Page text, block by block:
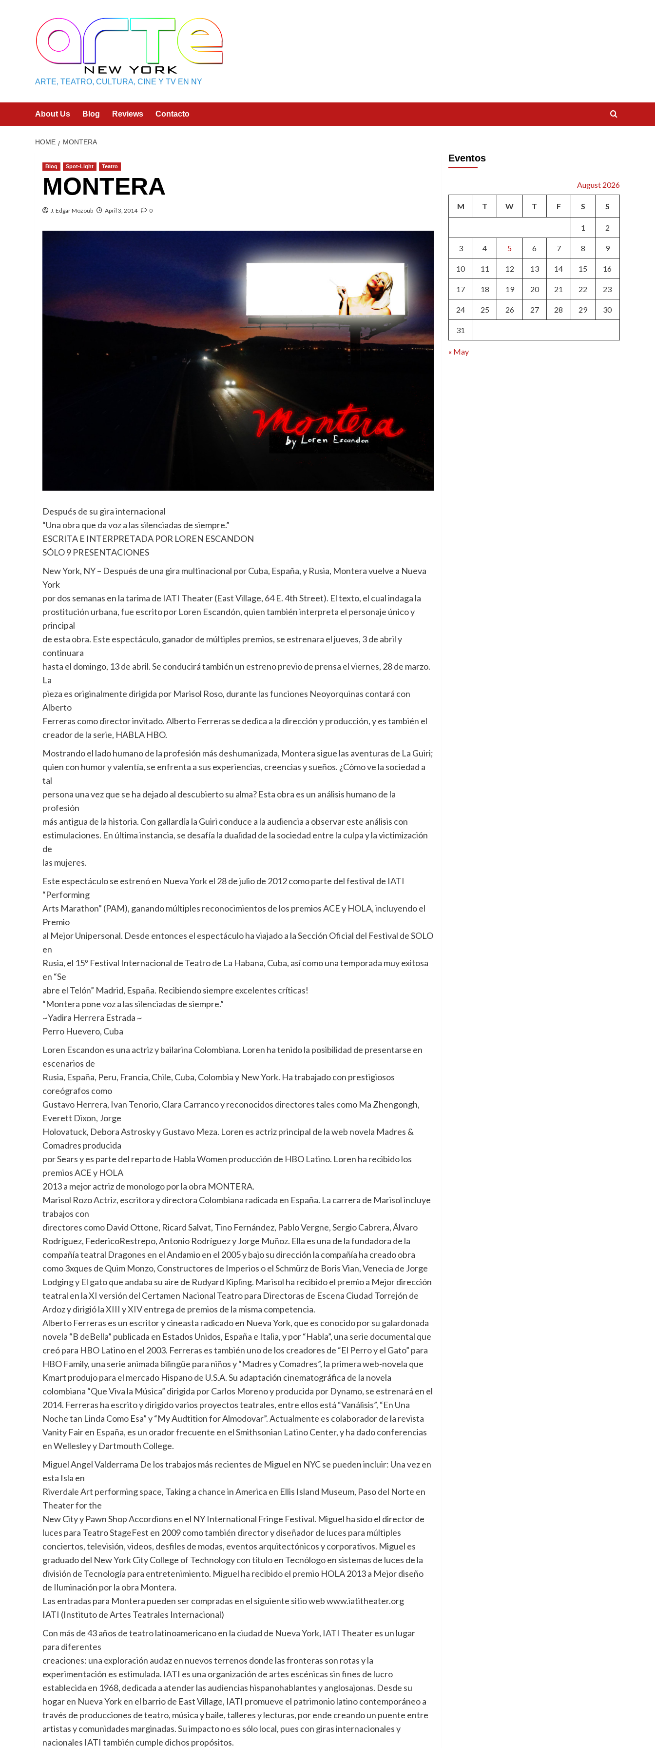
ARTE, TEATRO, CULTURA, CINE Y TV EN NY
About Us Blog Reviews Contacto
HOME MONTERA
Blog Spot-Light Teatro
MONTERA
J. Edgar Mozoub April 3, 2014 0
Después de su gira internacional
“Una obra que da voz a las silenciadas de siempre.”
ESCRITA E INTERPRETADA POR LOREN ESCANDON
SÓLO 9 PRESENTACIONES
New York, NY – Después de una gira multinacional por Cuba, España, y Rusia, Montera vuelve a Nueva
York
por dos semanas en la tarima de IATI Theater (East Village, 64 E. 4th Street). El texto, el cual indaga la
prostitución urbana, fue escrito por Loren Escandón, quien también interpreta el personaje único y
principal
de esta obra. Este espectáculo, ganador de múltiples premios, se estrenara el jueves, 3 de abril y
continuara
hasta el domingo, 13 de abril. Se conducirá también un estreno previo de prensa el viernes, 28 de marzo.
La
pieza es originalmente dirigida por Marisol Roso, durante las funciones Neoyorquinas contará con
Alberto
Ferreras como director invitado. Alberto Ferreras se dedica a la dirección y producción, y es también el
creador de la serie, HABLA HBO.
Mostrando el lado humano de la profesión más deshumanizada, Montera sigue las aventuras de La Guiri;
quien con humor y valentía, se enfrenta a sus experiencias, creencias y sueños. ¿Cómo ve la sociedad a
tal
persona una vez que se ha dejado al descubierto su alma? Esta obra es un análisis humano de la
profesión
más antigua de la historia. Con gallardía la Guiri conduce a la audiencia a observar este análisis con
estimulaciones. En última instancia, se desafía la dualidad de la sociedad entre la culpa y la victimización
de
las mujeres.
Este espectáculo se estrenó en Nueva York el 28 de julio de 2012 como parte del festival de IATI
“Performing
Arts Marathon” (PAM), ganando múltiples reconocimientos de los premios ACE y HOLA, incluyendo el
Premio
al Mejor Unipersonal. Desde entonces el espectáculo ha viajado a la Sección Oficial del Festival de SOLO
en
Rusia, el 15º Festival Internacional de Teatro de La Habana, Cuba, así como una temporada muy exitosa
en “Se
abre el Telón” Madrid, España. Recibiendo siempre excelentes críticas!
“Montera pone voz a las silenciadas de siempre.”
~Yadira Herrera Estrada ~
Perro Huevero, Cuba
Loren Escandon es una actriz y bailarina Colombiana. Loren ha tenido la posibilidad de presentarse en
escenarios de
Rusia, España, Peru, Francia, Chile, Cuba, Colombia y New York. Ha trabajado con prestigiosos
coreógrafos como
Gustavo Herrera, Ivan Tenorio, Clara Carranco y reconocidos directores tales como Ma Zhengongh,
Everett Dixon, Jorge
Holovatuck, Debora Astrosky y Gustavo Meza. Loren es actriz principal de la web novela Madres &
Comadres producida
por Sears y es parte del reparto de Habla Women producción de HBO Latino. Loren ha recibido los
premios ACE y HOLA
2013 a mejor actriz de monologo por la obra MONTERA.
Marisol Rozo Actriz, escritora y directora Colombiana radicada en España. La carrera de Marisol incluye
trabajos con
directores como David Ottone, Ricard Salvat, Tino Fernández, Pablo Vergne, Sergio Cabrera, Álvaro
Rodríguez, FedericoRestrepo, Antonio Rodríguez y Jorge Muñoz. Ella es una de la fundadora de la
compañía teatral Dragones en el Andamio en el 2005 y bajo su dirección la compañía ha creado obra
como 3xques de Quim Monzo, Constructores de Imperios o el Schmürz de Boris Vian, Venecia de Jorge
Lodging y El gato que andaba su aire de Rudyard Kipling. Marisol ha recibido el premio a Mejor dirección
teatral en la XI versión del Certamen Nacional Teatro para Directoras de Escena Ciudad Torrejón de
Ardoz y dirigió la XIII y XIV entrega de premios de la misma competencia.
Alberto Ferreras es un escritor y cineasta radicado en Nueva York, que es conocido por su galardonada
novela “B deBella” publicada en Estados Unidos, España e Italia, y por “Habla”, una serie documental que
creó para HBO Latino en el 2003. Ferreras es también uno de los creadores de “El Perro y el Gato” para
HBO Family, una serie animada bilingüe para niños y “Madres y Comadres”, la primera web-novela que
Kmart produjo para el mercado Hispano de U.S.A. Su adaptación cinematográfica de la novela
colombiana “Que Viva la Música” dirigida por Carlos Moreno y producida por Dynamo, se estrenará en el
2014. Ferreras ha escrito y dirigido varios proyectos teatrales, entre ellos está “Vanálisis”, “En Una
Noche tan Linda Como Esa” y “My Audtition for Almodovar”. Actualmente es colaborador de la revista
Vanity Fair en España, es un orador frecuente en el Smithsonian Latino Center, y ha dado conferencias
en Wellesley y Dartmouth College.
Miguel Angel Valderrama De los trabajos más recientes de Miguel en NYC se pueden incluir: Una vez en
esta Isla en
Riverdale Art performing space, Taking a chance in America en Ellis Island Museum, Paso del Norte en
Theater for the
New City y Pawn Shop Accordions en el NY International Fringe Festival. Miguel ha sido el director de
luces para Teatro StageFest en 2009 como también director y diseñador de luces para múltiples
conciertos, televisión, videos, desfiles de modas, eventos arquitectónicos y corporativos. Miguel es
graduado del New York City College of Technology con título en Tecnólogo en sistemas de luces de la
división de Tecnología para entretenimiento. Miguel ha recibido el premio HOLA 2013 a Mejor diseño
de Iluminación por la obra Montera.
Las entradas para Montera pueden ser compradas en el siguiente sitio web www.iatitheater.org
IATI (Instituto de Artes Teatrales Internacional)
Con más de 43 años de teatro latinoamericano en la ciudad de Nueva York, IATI Theater es un lugar
para diferentes
creaciones: una exploración audaz en nuevos terrenos donde las fronteras son rotas y la
experimentación es estimulada. IATI es una organización de artes escénicas sin fines de lucro
establecida en 1968, dedicada a atender las audiencias hispanohablantes y anglosajonas. Desde su
hogar en Nueva York en el barrio de East Village, IATI promueve el patrimonio latino contemporáneo a
través de producciones de teatro, música y baile, talleres y lecturas, por ende creando un puente entre
artistas y comunidades marginadas. Su impacto no es sólo local, pues con giras internacionales y
nacionales IATI también cumple dichos propósitos.
Eventos
August 2026
M T W T F S S
1 2
3 4 5 6 7 8 9
10 11 12 13 14 15 16
17 18 19 20 21 22 23
24 25 26 27 28 29 30
31
« May